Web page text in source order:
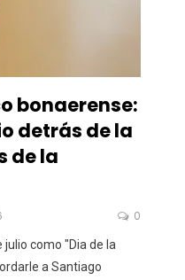
bonaerense:
detrás de la
de la
0
julio como "Dia de la
a Santiago